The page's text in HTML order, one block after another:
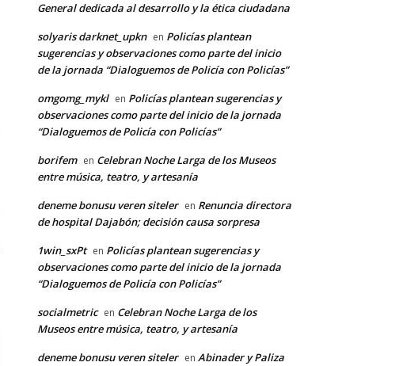
General dedicada al desarrollo y la ética ciudadana
solyaris darknet_upkn en Policías plantean
sugerencias y observaciones como parte del inicio
de la jornada “Dialoguemos de Policía con Policías”
omgomg_mykl en Policías plantean sugerencias y
observaciones como parte del inicio de la jornada
“Dialoguemos de Policía con Policías”
borifem en Celebran Noche Larga de los Museos
entre música, teatro, y artesanía
deneme bonusu veren siteler en Renuncia directora
de hospital Dajabón; decisión causa sorpresa
1win_sxPt en Policías plantean sugerencias y
observaciones como parte del inicio de la jornada
“Dialoguemos de Policía con Policías”
socialmetric en Celebran Noche Larga de los
Museos entre música, teatro, y artesanía
deneme bonusu veren siteler en Abinader y Paliza